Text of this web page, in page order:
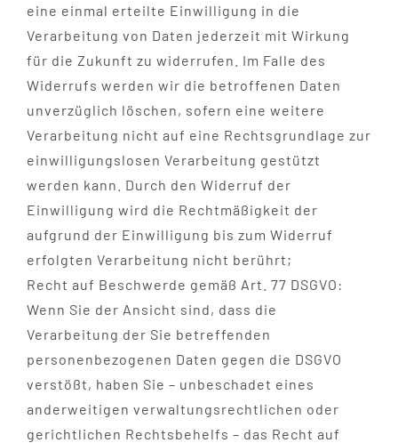
eine einmal erteilte Einwilligung in die
Verarbeitung von Daten jederzeit mit Wirkung
für die Zukunft zu widerrufen. Im Falle des
Widerrufs werden wir die betroffenen Daten
unverzüglich löschen, sofern eine weitere
Verarbeitung nicht auf eine Rechtsgrundlage zur
einwilligungslosen Verarbeitung gestützt
werden kann. Durch den Widerruf der
Einwilligung wird die Rechtmäßigkeit der
aufgrund der Einwilligung bis zum Widerruf
erfolgten Verarbeitung nicht berührt;
Recht auf Beschwerde gemäß Art. 77 DSGVO:
Wenn Sie der Ansicht sind, dass die
Verarbeitung der Sie betreffenden
personenbezogenen Daten gegen die DSGVO
verstößt, haben Sie – unbeschadet eines
anderweitigen verwaltungsrechtlichen oder
gerichtlichen Rechtsbehelfs – das Recht auf